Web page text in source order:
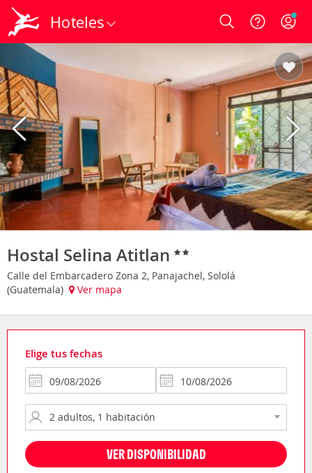
Hoteles Login
Hostal Selina Atitlan
Calle del Embarcadero Zona 2, Panajachel, Sololá
(Guatemala)
Ver mapa
Elige tus fechas
VER DISPONIBILIDAD